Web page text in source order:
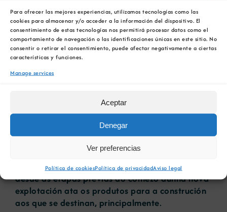
Para ofrecer las mejores experiencias, utilizamos tecnologías como las
cookies para almacenar y/o acceder a la información del dispositivo. El
consentimiento de estas tecnologías nos permitirá procesar datos como el
comportamiento de navegación o las identificaciones únicas en este sitio. No
consentir o retirar el consentimiento, puede afectar negativamente a ciertas
características y funciones.
Manage services
Aceptar
Denegar
Ver preferencias
Política de cookiesPolítica de privacidadAviso legal
existente é que xa se vendeu o 50% da
exposición comercial en escasas semanas”,
asegura Ramón Ruberte Auré, presidente da
FDA.
O VI Congreso está creado como un foro da
técnicos – relacionados co sector dos áridos,
onde poidan resaltarse as liñas mestras de
futuro para esta industria extractiva básica para
a sociedade. As áreas temáticas que se incluirán
no Congreso recollerántodos os ámbitos de
actividade relacionados co sector dos áridos,
desde as etapas previas ao comezo dunha nova
explotación ata os produtos para a construción
aos que se destinan, principalmente.